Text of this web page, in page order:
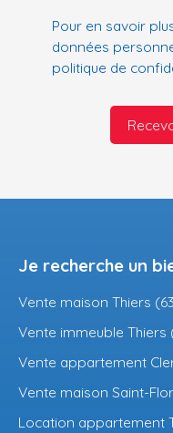
Pour en savoir
données
politique de
Je recherche un
Vente maison Thiers
Vente immeuble Thiers
Vente appartement
Vente maison Saint-
Location appartement